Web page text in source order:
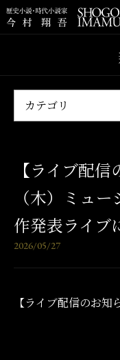
【ライブ配
（木）ミュ
作発表ライブ
2026/05/27
【ライブ配信のお知